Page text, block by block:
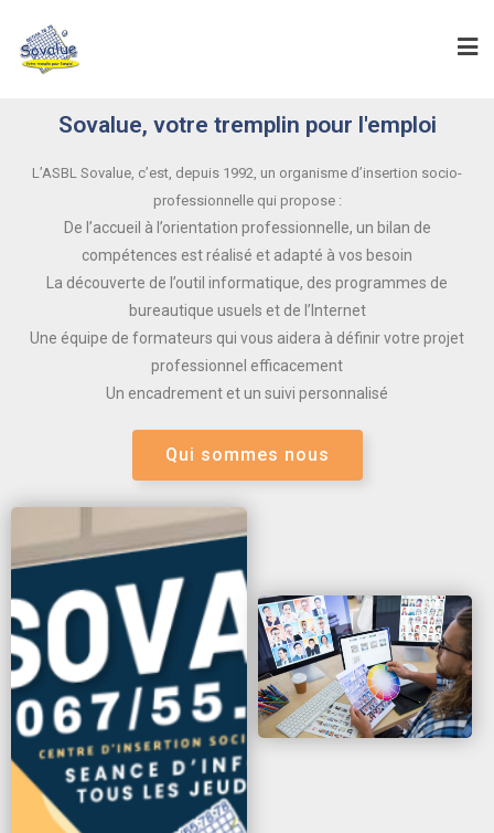
Sovalue, votre tremplin pour l'emploi
L’ASBL Sovalue, c’est, depuis 1992, un organisme d’insertion socio-
professionnelle qui propose :
De l’accueil à l’orientation professionnelle, un bilan de
compétences est réalisé et adapté à vos besoin
La découverte de l’outil informatique, des programmes de
bureautique usuels et de l’Internet
Une équipe de formateurs qui vous aidera à définir votre projet
professionnel efficacement
Un encadrement et un suivi personnalisé
Qui sommes nous